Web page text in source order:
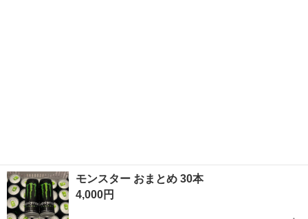
モンスター おまとめ 30本
4,000円